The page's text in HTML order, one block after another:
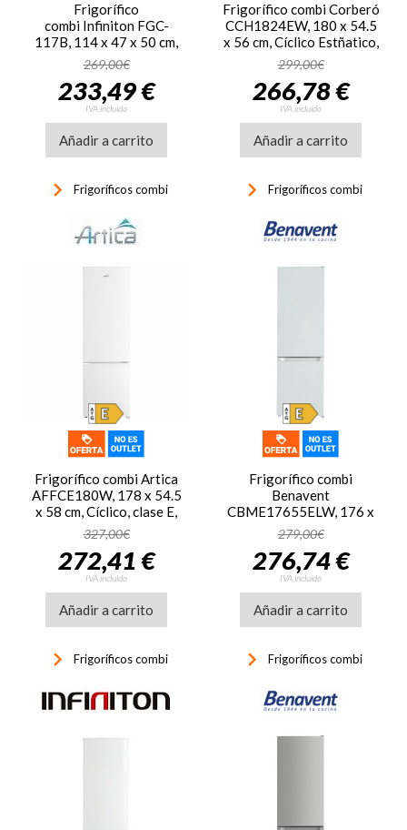
Frigorífico
combi Infiniton FGC-
117B, 114 x 47 x 50 cm,
SmartFrost, clase E, 168
kWh/año, 39dB, 117
litros, reversible, Dark
inox
269,00€
233,49 €
IVA incluido
Añadir a carrito
keyboard_arrow_right Frigoríficos combi
Frigorífico combi Corberó
CCH1824EW, 180 x 54.5
x 56 cm, Cíclico Estñatico,
clase E, 210 kWh/año,
40dB, 262 litros,
reversible, blanco
299,00€
266,78 €
IVA incluido
Añadir a carrito
keyboard_arrow_right Frigoríficos combi
Frigorífico combi Artica
AFFCE180W, 178 x 54.5
x 58 cm, Cíclico, clase E,
204 kWh/año, 39dB, 259
litros, blanco
327,00€
272,41 €
IVA incluido
Añadir a carrito
keyboard_arrow_right Frigoríficos combi
Frigorífico combi
Benavent
CBME17655ELW, 176 x
54 x 55 cm, Cíclico, frío
estático, clase E, 215
kWh/año, 39dB, 262
litros, control electrónico,
luz interior, estantes
cristal, cajón verduras,
huevera, patas
blanco
279,00€
276,74 €
IVA incluido
Añadir a carrito
keyboard_arrow_right Frigoríficos combi